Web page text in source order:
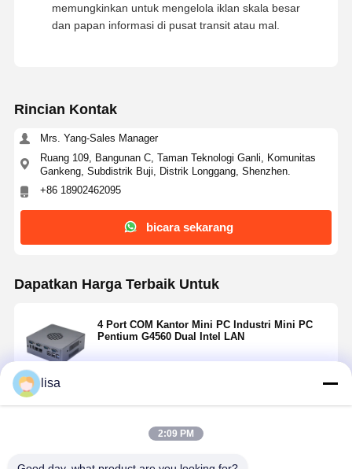
memungkinkan untuk mengelola iklan skala besar
dan papan informasi di pusat transit atau mal.
Rincian Kontak
Mrs. Yang-Sales Manager
Ruang 109, Bangunan C, Taman Teknologi Ganli, Komunitas
Gankeng, Subdistrik Buji, Distrik Longgang, Shenzhen.
+86 18902462095
bicara sekarang
Dapatkan Harga Terbaik Untuk
4 Port COM Kantor Mini PC Industri Mini PC
Pentium G4560 Dual Intel LAN
Terus
lisa
2:09 PM